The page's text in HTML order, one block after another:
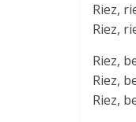
Riez,
Riez,
Riez,
Riez,
Riez,